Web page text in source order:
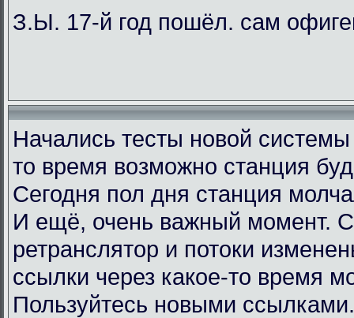
З.Ы. 17-й год пошёл. сам
Начались тесты новой
то время возможно станция
Сегодня пол дня станция
И ещё, очень важный момент.
ретранслятор и потоки
ссылки через какое-то время
Пользуйтесь новыми ссылками.